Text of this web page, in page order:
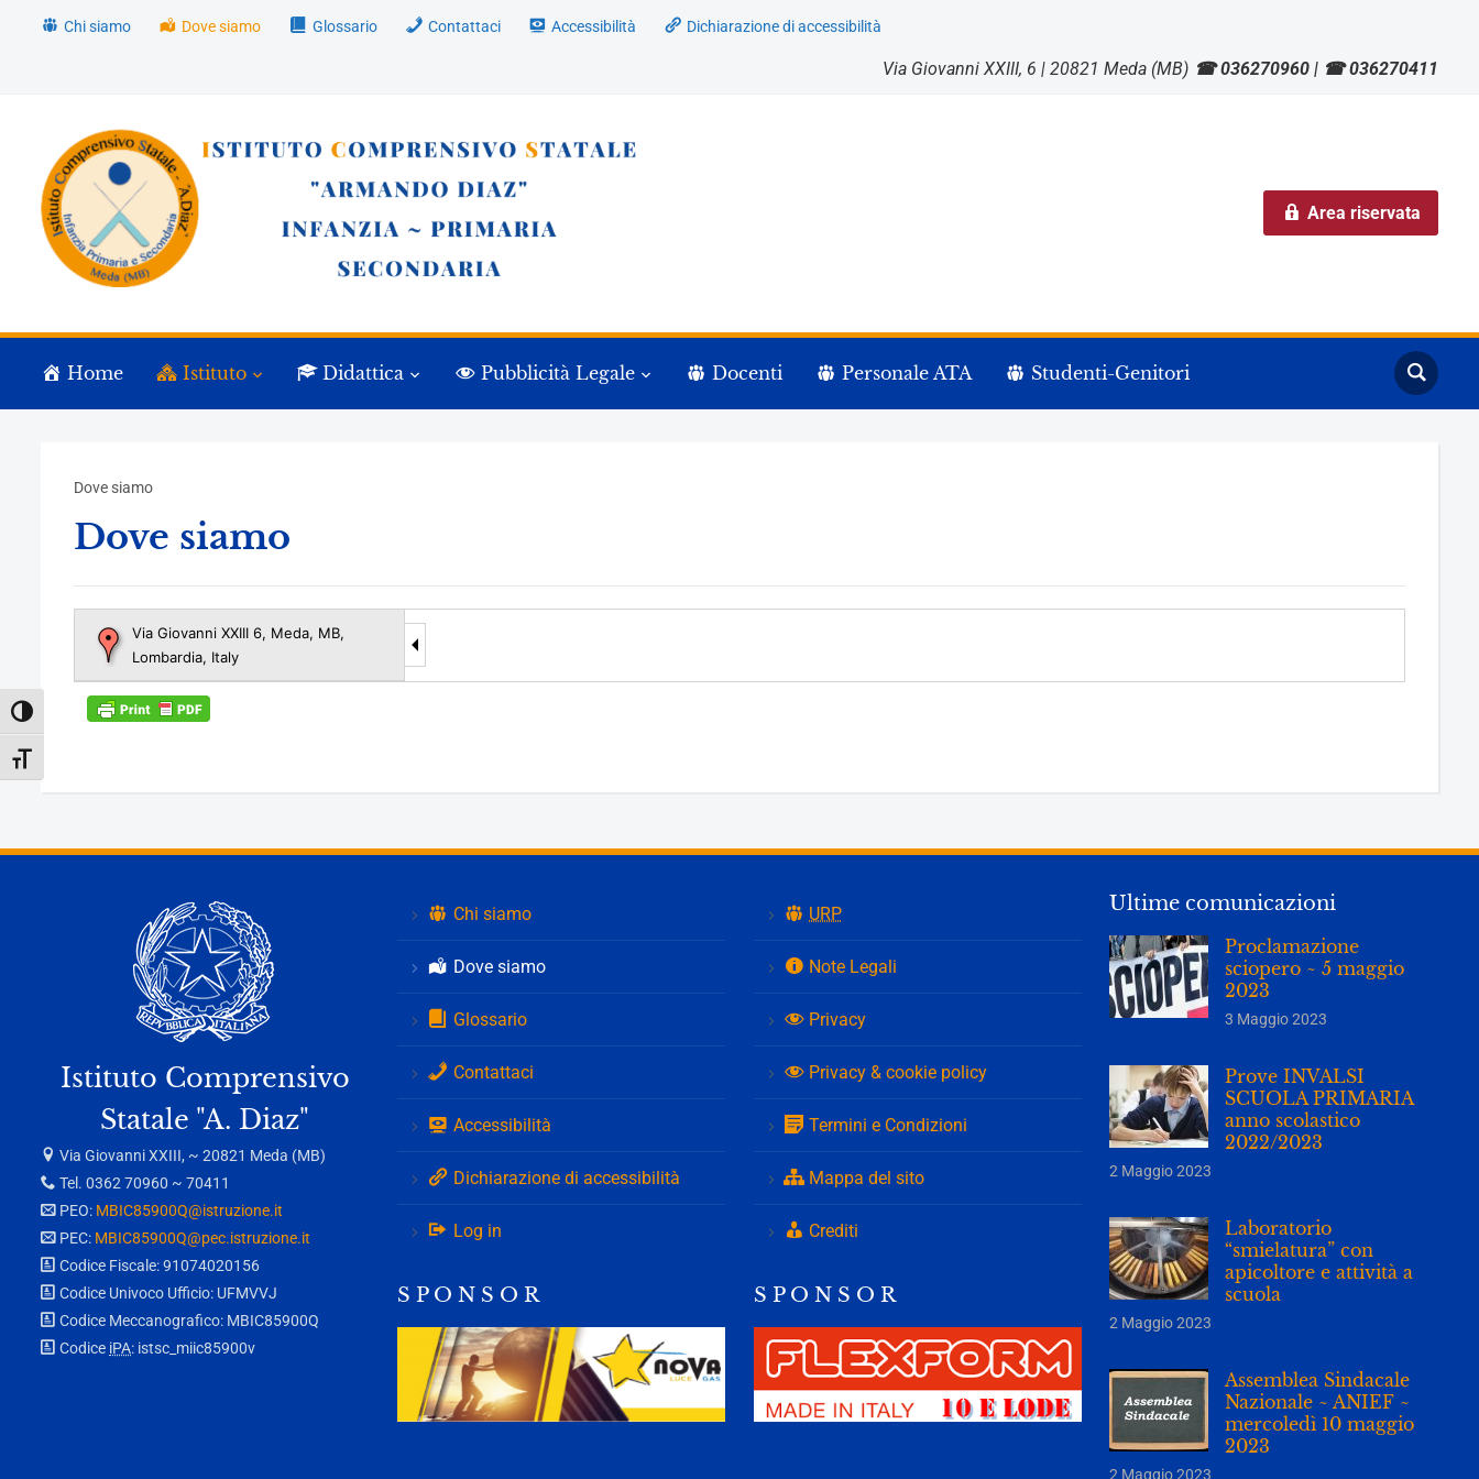
Attiva/disattiva alto contrasto
Attiva/disattiva dimensione testo
Chi siamo Dove siamo Glossario Contattaci Accessibilità Dichiarazione di accessibilità
Via Giovanni XXIII, 6 | 20821 Meda (MB) ☎ 036270960 | ☎ 036270411
Area riservata
Home Istituto Didattica Pubblicità Legale Docenti Personale ATA Studenti-Genitori Search
Dove siamo
Dove siamo
Via Giovanni XXIII 6, Meda, MB,
Lombardia, Italy
Istituto Comprensivo
Statale "A. Diaz"
Via Giovanni XXIII, ~ 20821 Meda (MB)
Tel. 0362 70960 ~ 70411
PEO: MBIC85900Q@istruzione.it
PEC: MBIC85900Q@pec.istruzione.it
Codice Fiscale: 91074020156
Codice Univoco Ufficio: UFMVVJ
Codice Meccanografico: MBIC85900Q
Codice iPA: istsc_miic85900v
Chi siamo
Dove siamo
Glossario
Contattaci
Accessibilità
Dichiarazione di accessibilità
Log in
S P O N S O R
URP
Note Legali
Privacy
Privacy & cookie policy
Termini e Condizioni
Mappa del sito
Crediti
S P O N S O R
Ultime comunicazioni
Proclamazione
sciopero ~ 5 maggio
2023
3 Maggio 2023
Prove INVALSI
SCUOLA PRIMARIA
anno scolastico
2022/2023
2 Maggio 2023
Laboratorio
“smielatura” con
apicoltore e attività a
scuola
2 Maggio 2023
Assemblea Sindacale
Nazionale ~ ANIEF ~
mercoledì 10 maggio
2023
2 Maggio 2023